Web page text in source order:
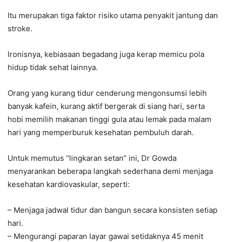
Itu merupakan tiga faktor risiko utama penyakit jantung dan
stroke.
Ironisnya, kebiasaan begadang juga kerap memicu pola
hidup tidak sehat lainnya.
Orang yang kurang tidur cenderung mengonsumsi lebih
banyak kafein, kurang aktif bergerak di siang hari, serta
hobi memilih makanan tinggi gula atau lemak pada malam
hari yang memperburuk kesehatan pembuluh darah.
Untuk memutus “lingkaran setan” ini, Dr Gowda
menyarankan beberapa langkah sederhana demi menjaga
kesehatan kardiovaskular, seperti:
– Menjaga jadwal tidur dan bangun secara konsisten setiap
hari.
– Mengurangi paparan layar gawai setidaknya 45 menit